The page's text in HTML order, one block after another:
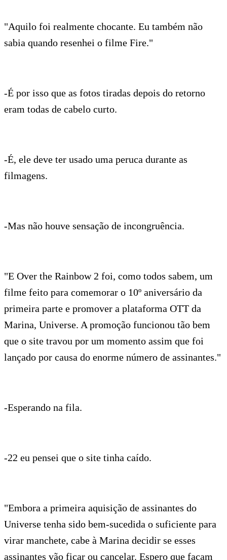
"Aquilo foi realmente chocante. Eu também não
sabia quando resenhei o filme Fire."
-É por isso que as fotos tiradas depois do retorno
eram todas de cabelo curto.
-É, ele deve ter usado uma peruca durante as
filmagens.
-Mas não houve sensação de incongruência.
"E Over the Rainbow 2 foi, como todos sabem, um
filme feito para comemorar o 10º aniversário da
primeira parte e promover a plataforma OTT da
Marina, Universe. A promoção funcionou tão bem
que o site travou por um momento assim que foi
lançado por causa do enorme número de assinantes."
-Esperando na fila.
-22 eu pensei que o site tinha caído.
"Embora a primeira aquisição de assinantes do
Universe tenha sido bem-sucedida o suficiente para
virar manchete, cabe à Marina decidir se esses
assinantes vão ficar ou cancelar. Espero que façam